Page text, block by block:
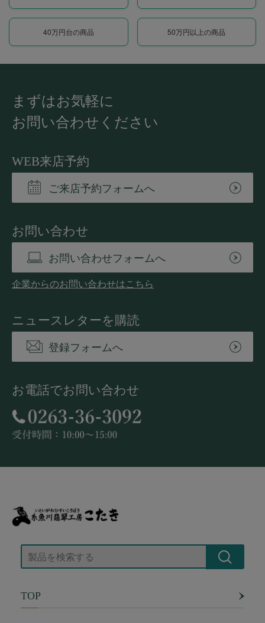
40万円台の商品 50万円以上の商品
まずはお気軽に
お問い合わせください
WEB来店予約
ご来店予約フォームへ
お問い合わせ
お問い合わせフォームへ
企業からのお問い合わせはこちら
ニュースレターを購読
登録フォームへ
お電話でお問い合わせ
TOP